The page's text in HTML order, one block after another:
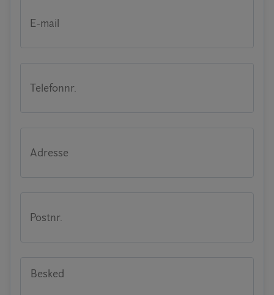
E-mail
Telefonnr.
Adresse
Postnr.
Besked